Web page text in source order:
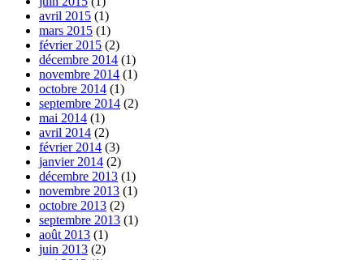
avril 2015 (1)
mars 2015 (1)
février 2015 (2)
décembre 2014 (1)
novembre 2014 (1)
octobre 2014 (1)
septembre 2014 (2)
mai 2014 (1)
avril 2014 (2)
février 2014 (3)
janvier 2014 (2)
décembre 2013 (1)
novembre 2013 (1)
octobre 2013 (2)
septembre 2013 (1)
août 2013 (1)
juin 2013 (2)